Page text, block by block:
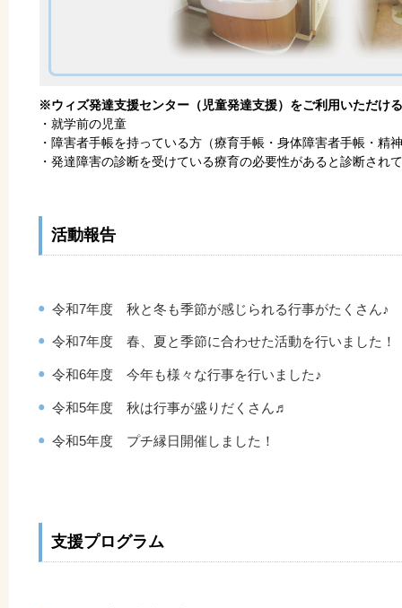
※ウィズ発達支援センター（児童発達支援）をご利用いただけ
・就学前の児童
・障害者手帳を持っている方（療育手帳・身体障害者手帳・精
・発達障害の診断を受けている療育の必要性があると診断され
活動報告
令和7年度 秋と冬も季節が感じられる行事がたくさん♪
令和7年度 春、夏と季節に合わせた活動を行いました！
令和6年度 今年も様々な行事を行いました♪
令和5年度 秋は行事が盛りだくさん♬
令和5年度 プチ縁日開催しました！
支援プログラム